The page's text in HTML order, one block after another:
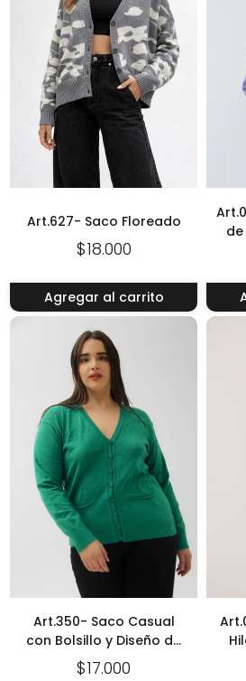
Art.627- Saco Floreado
$18.000
Agregar al carrito
de
Art.350- Saco Casual
con Bolsillo y Diseño de
Diamantes
$17.000